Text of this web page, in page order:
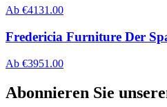
Ab €4131.00
Fredericia Furniture Der
Ab €3951.00
Abonnieren Sie